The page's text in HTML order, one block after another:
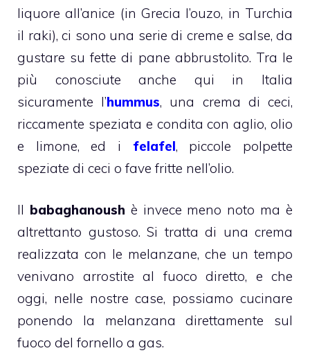
liquore all’anice (in Grecia l’ouzo, in Turchia
il raki), ci sono una serie di creme e salse, da
gustare su fette di pane abbrustolito. Tra le
più conosciute anche qui in Italia
sicuramente l’hummus, una crema di ceci,
riccamente speziata e condita con aglio, olio
e limone, ed i felafel, piccole polpette
speziate di ceci o fave fritte nell’olio.
Il babaghanoush è invece meno noto ma è
altrettanto gustoso. Si tratta di una crema
realizzata con le melanzane, che un tempo
venivano arrostite al fuoco diretto, e che
oggi, nelle nostre case, possiamo cucinare
ponendo la melanzana direttamente sul
fuoco del fornello a gas.